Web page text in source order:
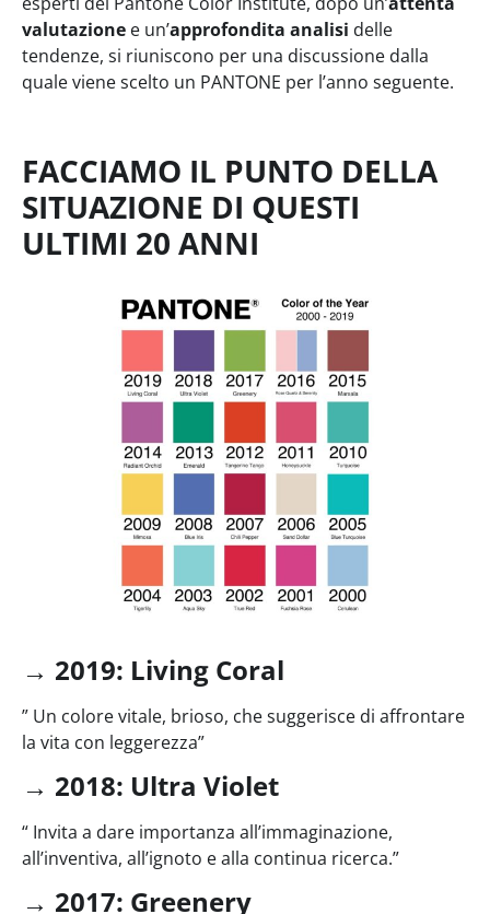
valutazione e un’approfondita analisi delle
tendenze, si riuniscono per una discussione dalla
quale viene scelto un PANTONE per l’anno seguente.
FACCIAMO IL PUNTO DELLA
SITUAZIONE DI QUESTI
ULTIMI 20 ANNI
→ 2019: Living Coral
” Un colore vitale, brioso, che suggerisce di affrontare
la vita con leggerezza”
→ 2018: Ultra Violet
“ Invita a dare importanza all’immaginazione,
all’inventiva, all’ignoto e alla continua ricerca.”
→ 2017: Greenery